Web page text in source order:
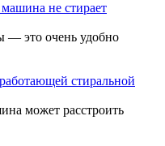
не стирает
— это очень удобно
стиральной
может расстроить